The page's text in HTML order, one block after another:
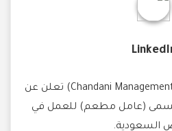
شركة (Chandani Management Services Pvt.Ltd) تعلن عن
(عامل مطعم) للعمل في
السعودية.